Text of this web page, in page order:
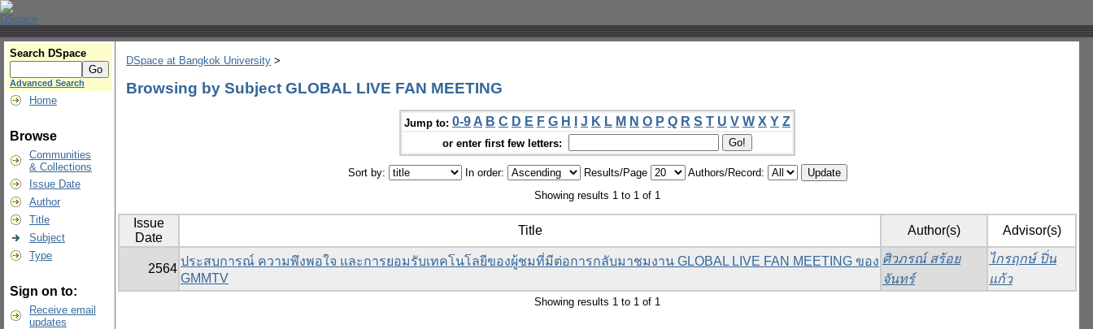
Search DSpace
Advanced Search
Home
Browse
Communities
& Collections
Issue Date
Author
Title
Subject
Type
Sign on to:
Receive email
updates
DSpace at Bangkok University >
Browsing by Subject GLOBAL LIVE FAN MEETING
Jump to: 0-9 A B C D E F G H J K L M N O P Q R S T U V W X Y Z
or enter first few letters:
Sort by: In order: Results/Page
Authors/Record:
Showing results 1 to 1 of 1
Issue
Date
Title Author(s) Advisor(s)
2564
ประสบการณ์ ความพึงพอใจ และการยอมรับเทคโนโลยีของผู้ชมที่มีต่อการกลับมาชมงาน GLOBAL LIVE FAN MEETING ของ
GMMTV
ศิวภรณ์ สร้อย
จันทร์
ไกรฤกษ์ ปิ่น
แก้ว
Showing results 1 to 1 of 1